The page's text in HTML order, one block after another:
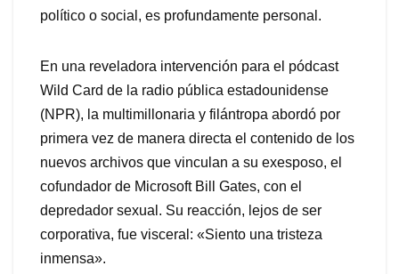
político o social, es profundamente personal.
En una reveladora intervención para el pódcast
Wild Card de la radio pública estadounidense
(NPR), la multimillonaria y filántropa abordó por
primera vez de manera directa el contenido de los
nuevos archivos que vinculan a su exesposo, el
cofundador de Microsoft Bill Gates, con el
depredador sexual. Su reacción, lejos de ser
corporativa, fue visceral: «Siento una tristeza
inmensa».